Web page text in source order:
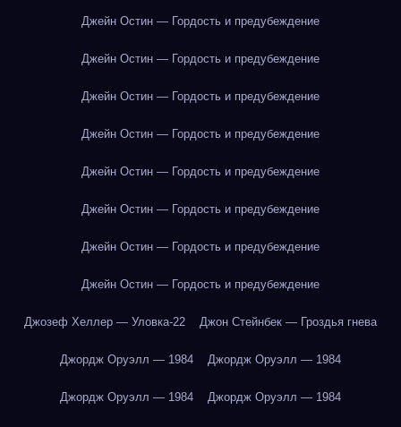
Джейн Остин — Гордость и предубеждение
Джейн Остин — Гордость и предубеждение
Джейн Остин — Гордость и предубеждение
Джейн Остин — Гордость и предубеждение
Джейн Остин — Гордость и предубеждение
Джейн Остин — Гордость и предубеждение
Джейн Остин — Гордость и предубеждение
Джейн Остин — Гордость и предубеждение
Джозеф Хеллер — Уловка-22 Джон Стейнбек — Гроздья гнева
Джордж Оруэлл — 1984 Джордж Оруэлл — 1984
Джордж Оруэлл — 1984 Джордж Оруэлл — 1984